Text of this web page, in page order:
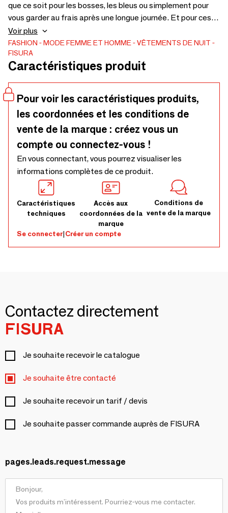
que ce soit pour les bosses, les bleus ou simplement pour
vous garder au frais après une longue journée. Et pour ces
yeux fatigués ? Nos masques pour les yeux en gel
constituent le plan de sauvetage ultime. Mettez-les au
réfrigérateur, placez-les dessus et sentez-vous comme des
rois pendant que vos poches disparaissent. La
doit être mignonne !
Voir plus
FASHION MODE FEMME ET HOMME
VÊTEMENTS DE NUIT
FISURA
Caractéristiques produit
Pour voir les caractéristiques produits,
les coordonnées et les conditions de
vente de la marque : créez vous un
compte ou connectez-vous !
En vous connectant, vous pourrez visualiser les
informations complètes de ce produit.
Caractéristiques
techniques
Accès aux
coordonnées de la
marque
Conditions de
vente de la marque
Se connecter|Créer un compte
Contactez directement
FISURA
Je souhaite recevoir le catalogue
Je souhaite être contacté
Je souhaite recevoir un tarif / devis
Je souhaite passer commande auprès de FISURA
pages.leads.request.message